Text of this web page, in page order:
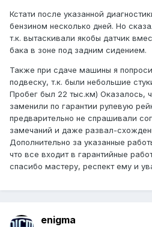
Кстати после указанной
бензином несколько дней. Но
т.к. вытаскивали якобы датчик
бака в зоне под задним сидением.
Также при сдаче машины я
подвеску, т.к. были небольшие
Пробег был 22 тыс.км) Оказалось,
заменили по гарантии рулевую
предварительно не спрашивали
замечаний и даже развал-
Дополнительно за указанные
что все входит в гарантийные
спасибо мастеру, респект ему и
enigma